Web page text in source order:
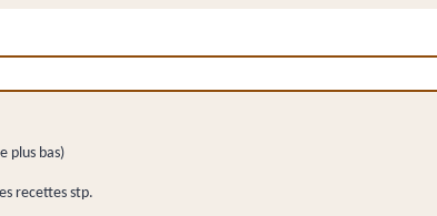
plus bas)
recettes stp.